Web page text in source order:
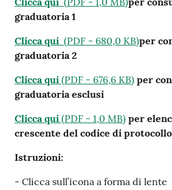
graduatoria 1
Clicca qui (PDF - 680,0 KB)per
graduatoria 2
Clicca qui (PDF - 676,6 KB) per
graduatoria esclusi
Clicca qui (PDF - 1,0 MB) per
crescente del codice di
Istruzioni:
- Clicca sull’icona a forma di lente